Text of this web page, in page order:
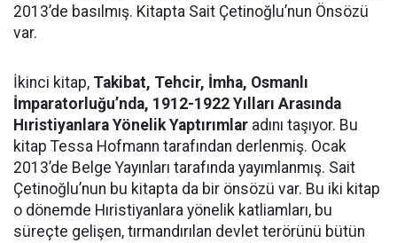
2013’de basılmış. Kitapta Sait Çetinoğlu’nun Önsözü
var.
İkinci kitap, Takibat, Tehcir, İmha, Osmanlı
İmparatorluğu’nda, 1912-1922 Yılları Arasında
Hıristiyanlara Yönelik Yaptırımlar adını taşıyor. Bu
kitap Tessa Hofmann tarafından derlenmiş. Ocak
2013’de Belge Yayınları tarafında yayımlanmış. Sait
Çetinoğlu’nun bu kitapta da bir önsözü var. Bu iki kitap
o dönemde Hıristiyanlara yönelik katliamları, bu
süreçte gelişen, tırmandırılan devlet terörünü bütün